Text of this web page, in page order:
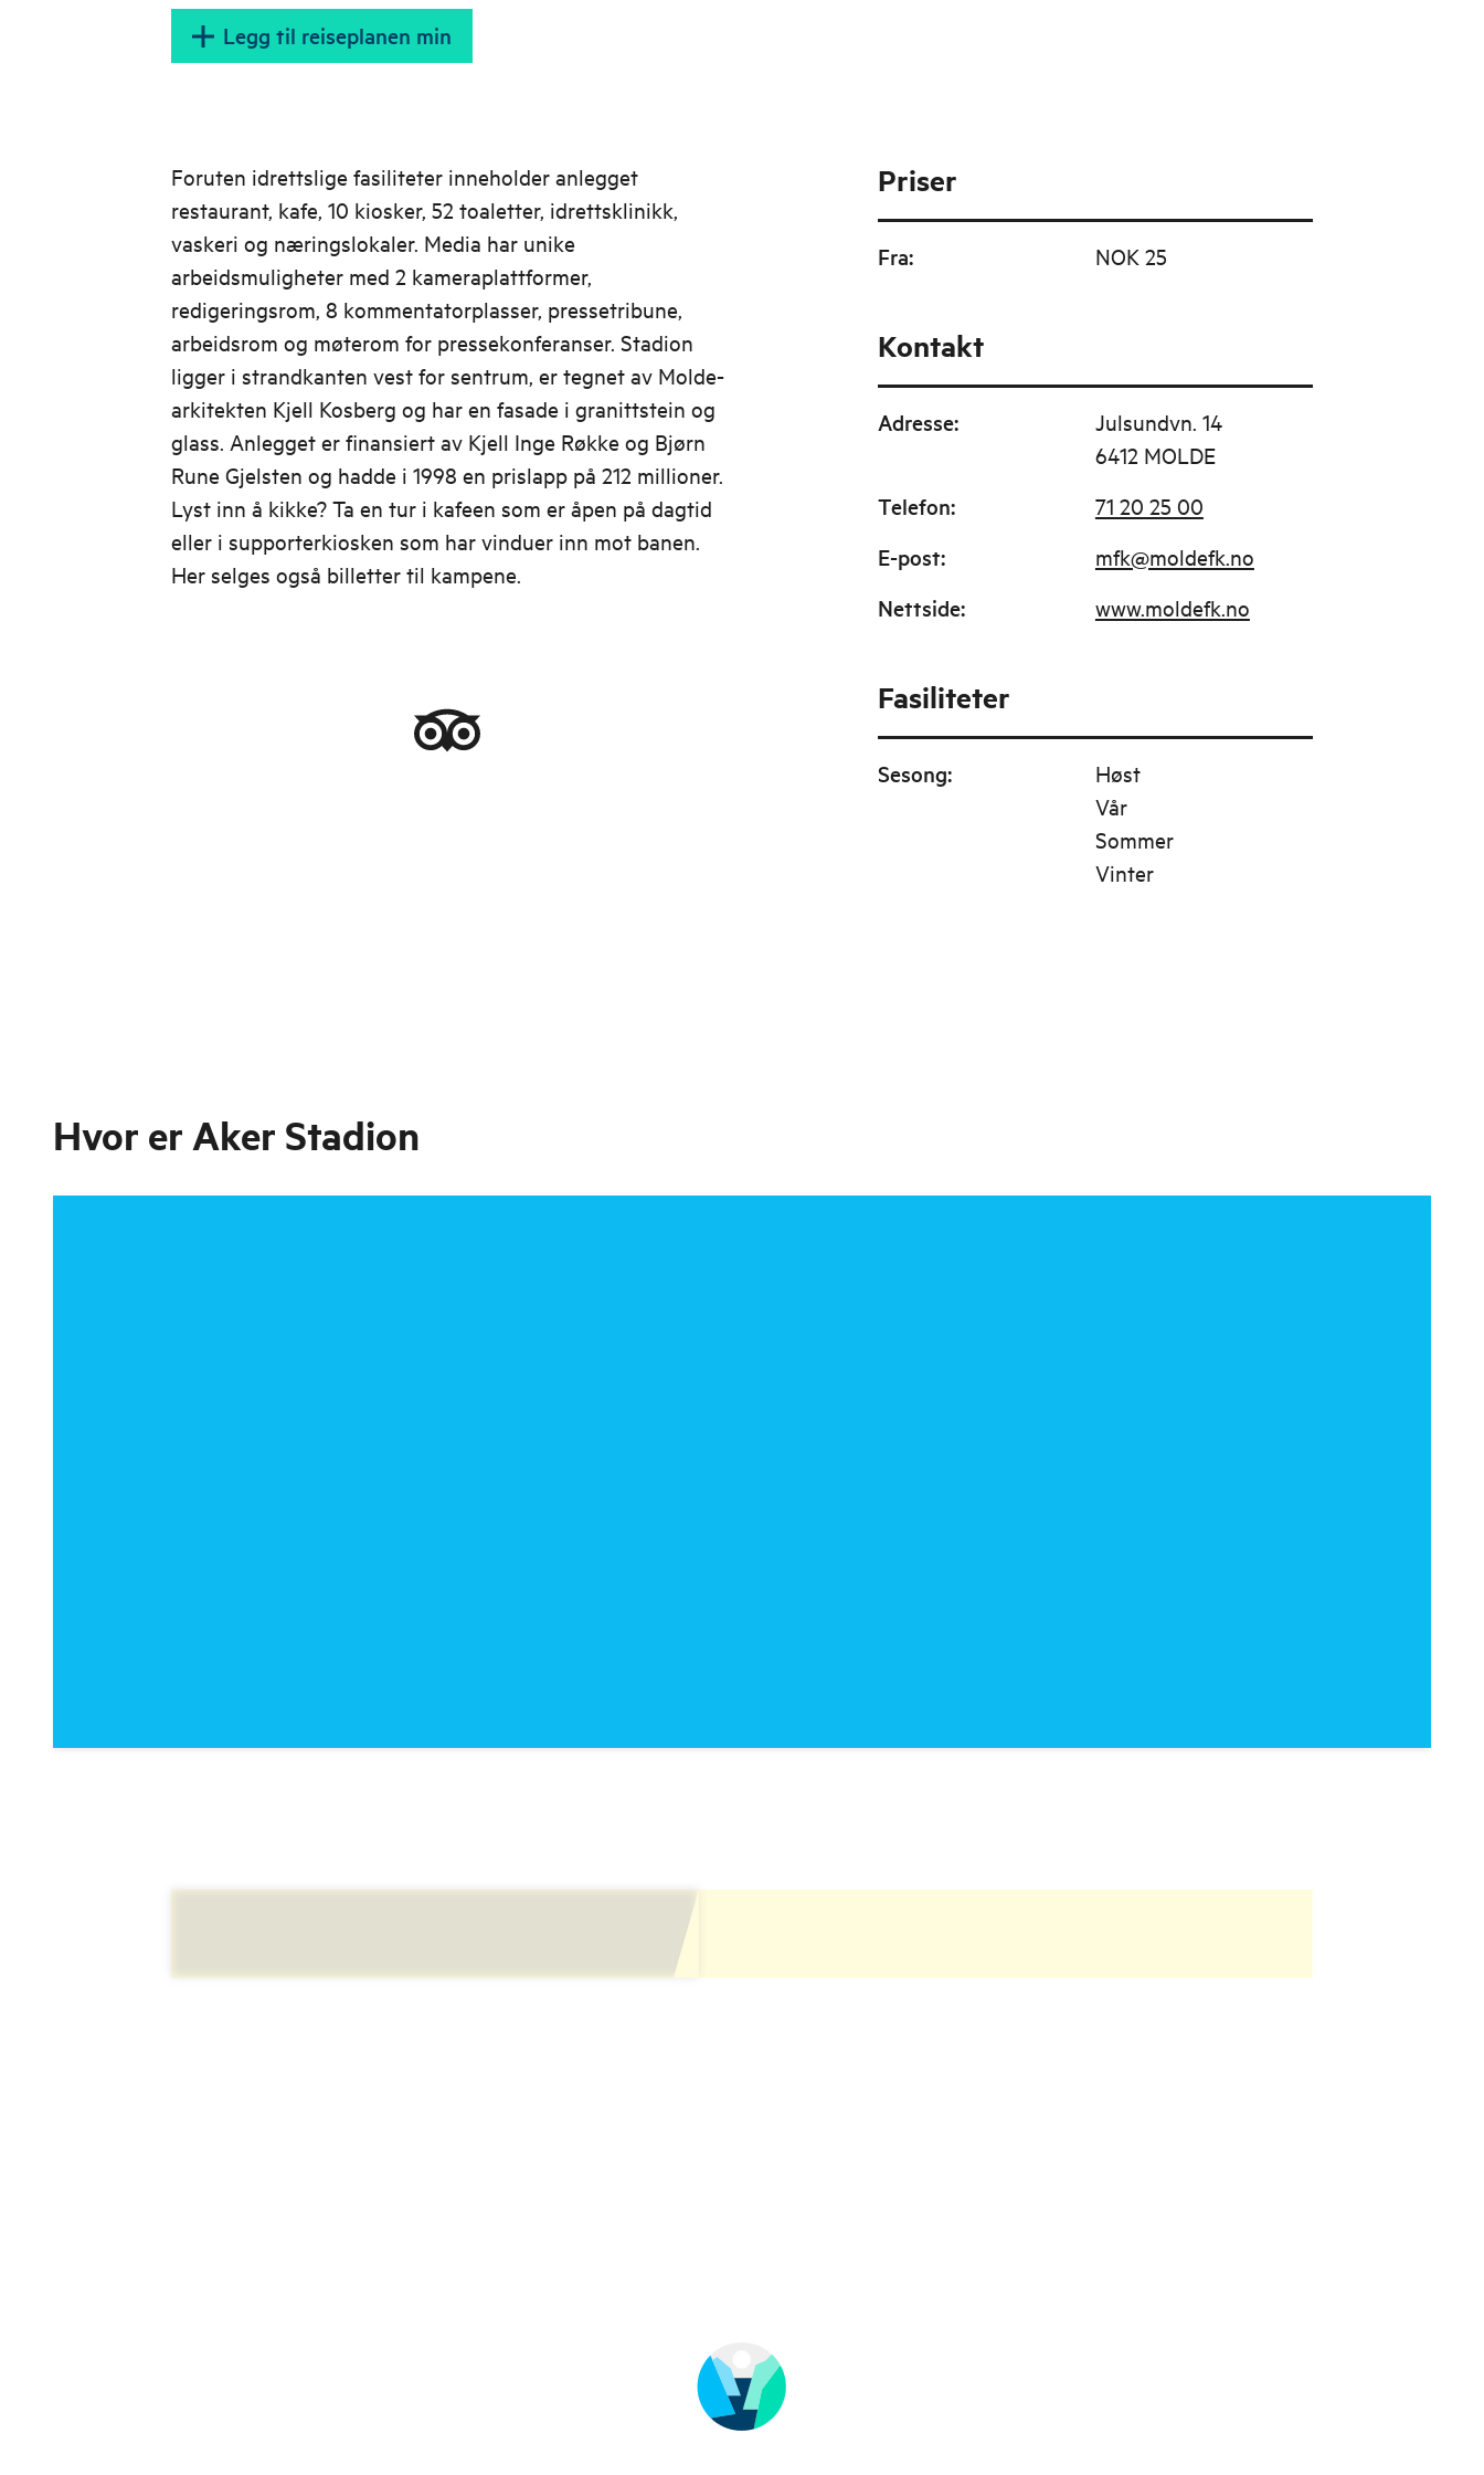
Legg til reiseplanen min
Foruten idrettslige fasiliteter inneholder anlegget
restaurant, kafe, 10 kiosker, 52 toaletter, idrettsklinikk,
vaskeri og næringslokaler. Media har unike
arbeidsmuligheter med 2 kameraplattformer,
redigeringsrom, 8 kommentatorplasser, pressetribune,
arbeidsrom og møterom for pressekonferanser. Stadion
ligger i strandkanten vest for sentrum, er tegnet av Molde-
arkitekten Kjell Kosberg og har en fasade i granittstein og
glass. Anlegget er finansiert av Kjell Inge Røkke og Bjørn
Rune Gjelsten og hadde i 1998 en prislapp på 212 millioner.
Lyst inn å kikke? Ta en tur i kafeen som er åpen på dagtid
eller i supporterkiosken som har vinduer inn mot banen.
Her selges også billetter til kampene.
Priser
Fra: NOK 25
Kontakt
Adresse:
Julsundvn. 14
6412 MOLDE
Telefon: 71 20 25 00
E-post: mfk@moldefk.no
Nettside: www.moldefk.no
Fasiliteter
Sesong:
Høst
Vår
Sommer
Vinter
Hvor er Aker Stadion